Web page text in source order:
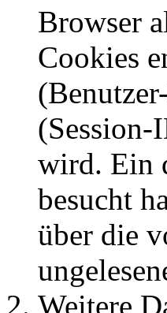
Browser
Cookies
(Session-
wird. Ein
besucht
über die
Weitere